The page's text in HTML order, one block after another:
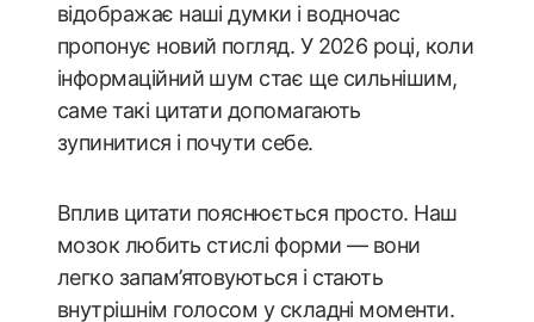
відображає наші думки і водночас
пропонує новий погляд. У 2026 році, коли
інформаційний шум стає ще сильнішим,
саме такі цитати допомагають
зупинитися і почути себе.
Вплив цитати пояснюється просто. Наш
мозок любить стислі форми — вони
легко запам’ятовуються і стають
внутрішнім голосом у складні моменти.